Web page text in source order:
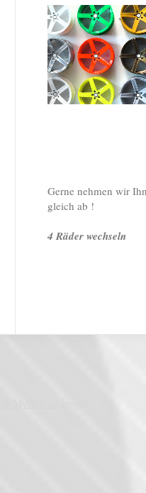
Gerne nehmen wir
gleich ab !
4 Räder